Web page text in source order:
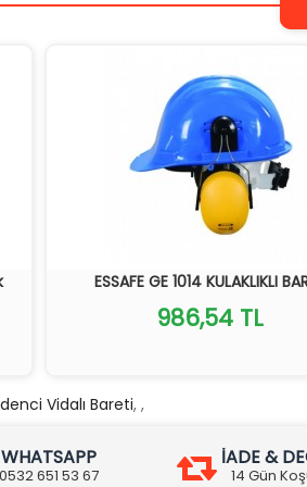
ESSAFE GE 1014 KULAKLIKLI
986,54 TL
Vidalı Bareti, ,
WHATSAPP
0532 651 53 67
İADE &
14 Gün